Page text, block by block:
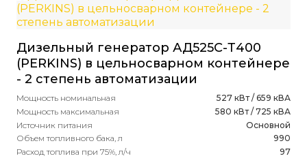
Дизельный генератор АД525С-Т400
(PERKINS) в цельносварном контейнере
- 2 степень автоматизации
Мощность номинальная
527 кВт / 659 кВА
Мощность максимальная
580 кВт / 725 кВА
Источник питания
Основной
Объем топливного бака, л
990
Расход топлива при 75%, л/ч
97